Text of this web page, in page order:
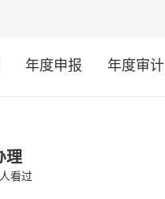
年度申报 年度审计
理
人看过